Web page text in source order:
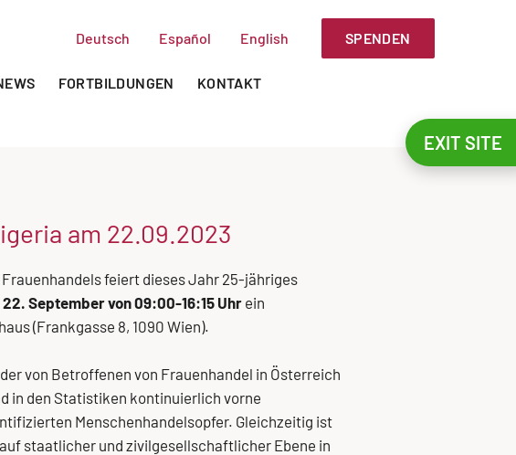
Deutsch Español English SPENDEN
FORTBILDUNGEN KONTAKT
am 22.09.2023
feiert dieses Jahr 25-jähriges
22. September von 09:00-16:15 Uhr ein
(Frankgasse 8, 1090 Wien).
von Betroffenen von Frauenhandel in Österreich
in den Statistiken kontinuierlich vorne
Menschenhandelsopfer. Gleichzeitig ist
staatlicher und zivilgesellschaftlicher Ebene in
EXIT SITE